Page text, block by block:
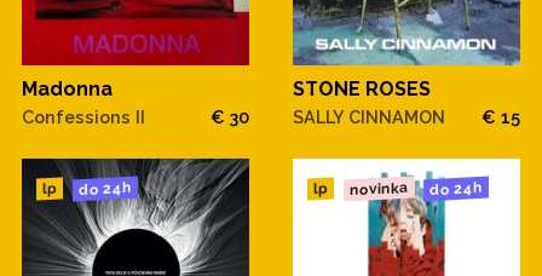
Madonna
Confessions II € 30
STONE ROSES
SALLY CINNAMON € 15
lp do 24h lp novinka do 24h